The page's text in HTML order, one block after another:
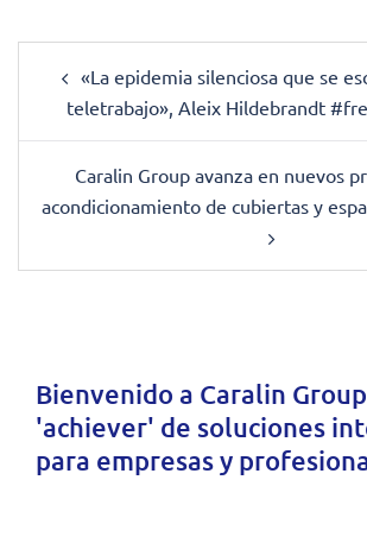
navigation
«La epidemia silenciosa que se
teletrabajo», Aleix Hildebrandt
Caralin Group avanza en nuevos
acondicionamiento de cubiertas y
Bienvenido a Caralin Group
'achiever' de soluciones
para empresas y